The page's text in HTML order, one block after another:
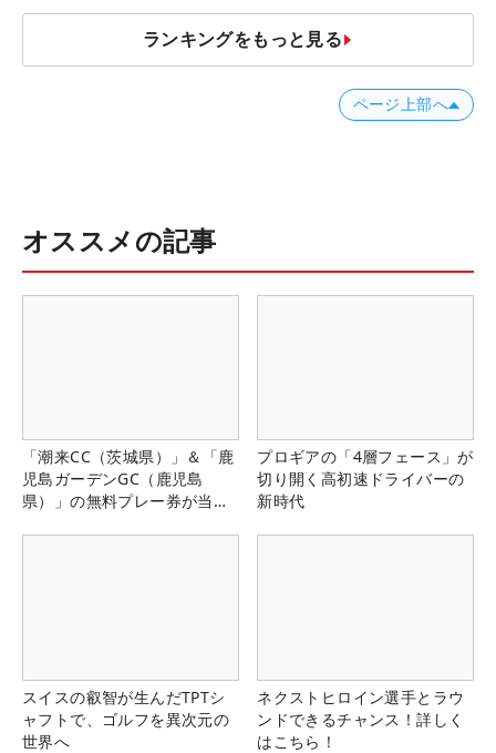
ランキングをもっと見る
ページ上部へ
オススメの記事
「潮来CC（茨城県）」＆「鹿
児島ガーデンGC（鹿児島
県）」の無料プレー券が当た
プロギアの「4層フェース」が
切り開く高初速ドライバーの
新時代
スイスの叡智が生んだTPTシ
ャフトで、ゴルフを異次元の
世界へ
ネクストヒロイン選手とラウ
ンドできるチャンス！詳しく
はこちら！